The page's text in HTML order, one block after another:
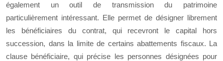
également un outil de transmission du patrimoine
particulièrement intéressant. Elle permet de désigner librement
les bénéficiaires du contrat, qui recevront le capital hors
succession, dans la limite de certains abattements fiscaux. La
clause bénéficiaire, qui précise les personnes désignées pour